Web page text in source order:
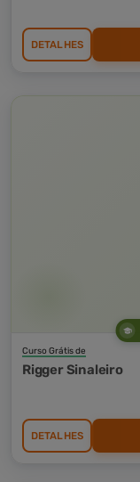
DETALHES
Curso Grátis de
Rigger Sinaleiro
DETALHES